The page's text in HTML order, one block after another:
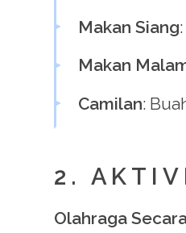
Makan Siang
Makan
Camilan:
2.
Olahraga